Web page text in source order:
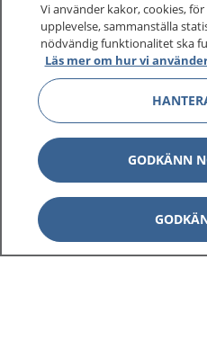
1177–tryggt om
På 1177.se får du råd om
sjukdomar och vilka
Logga in för att läsa din
vårdärenden. Ring
sjukvårdsrådgivning
1177 ger dig råd när du
Vi använder kakor, cookies,
upplevelse, sammanställa
nödvändig funktionalitet ska
Läs mer om hur vi
GODKÄNN